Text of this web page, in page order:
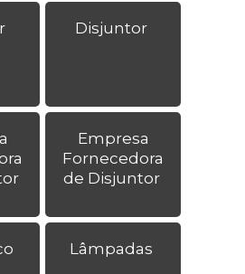
Disjuntor
Empresa
Fornecedora
de Disjuntor
Lâmpadas